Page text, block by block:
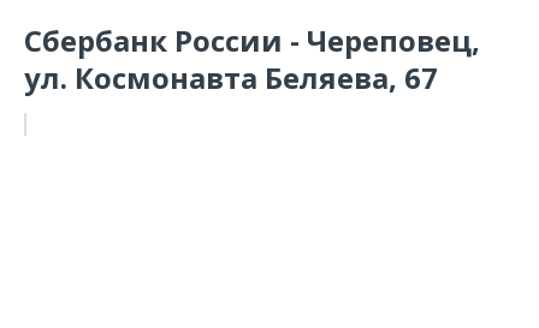
Сбербанк России - Череповец,
ул. Космонавта Беляева, 67